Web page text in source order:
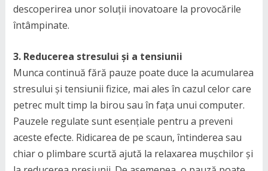
descoperirea unor soluții inovatoare la provocările
întâmpinate.
3. Reducerea stresului și a tensiunii
Munca continuă fără pauze poate duce la acumularea
stresului și tensiunii fizice, mai ales în cazul celor care
petrec mult timp la birou sau în fața unui computer.
Pauzele regulate sunt esențiale pentru a preveni
aceste efecte. Ridicarea de pe scaun, întinderea sau
chiar o plimbare scurtă ajută la relaxarea mușchilor și